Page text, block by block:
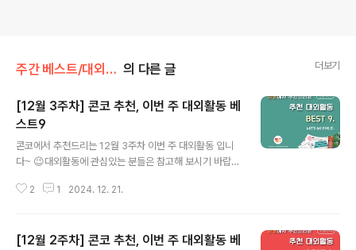
주간 베스트/대외활동 의 다른 글 더보기
[12월 3주차] 콘코 추천, 이번 주 대외활동 베
스트9
콘코에서 추천드리는 12월 3주차 이번 주 대외활동 입니
다~ 😉대외활동에 관심있는 분들은 참고해 보시기 바랍니
클라우드 데브옵스 프론트엔드&백엔드 자바(JAVA) 풀스
그 콘텐츠로 취업 성공할 서포터즈 모집✔ KOICA 르완다
2 1 2024. 12. 21.
[12월 2주차] 콘코 추천, 이번 주 대외활동 베